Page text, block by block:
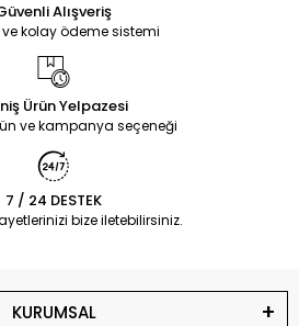
Alışveriş
kolay ödeme sistemi
Ürün Yelpazesi
ve kampanya seçeneği
7 / 24 DESTEK
bize iletebilirsiniz.
KURUMSAL